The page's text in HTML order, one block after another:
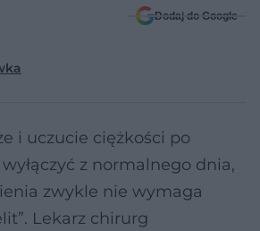
Dodaj do Google
i uczucie ciężkości po
z normalnego dnia,
zwykle nie wymaga
Lekarz chirurg